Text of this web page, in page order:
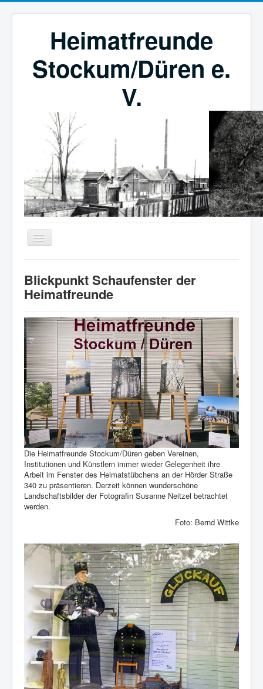
Heimatfreunde
Stockum/Düren e.
V.
Verein
Veranstaltungen
Aktuelles
Heimatlied
Archiv
Bildergalerie
Impressum/Datenschutz
Links
Blickpunkt Schaufenster der
Heimatfreunde
Die Heimatfreunde Stockum/Düren geben Vereinen,
Institutionen und Künstlern immer wieder Gelegenheit ihre
Arbeit im Fenster des Heimatstübchens an der Hörder Straße
340 zu präsentieren. Derzeit können wunderschöne
Landschaftsbilder der Fotografin Susanne Neitzel betrachtet
werden.
Foto: Bernd Wittke